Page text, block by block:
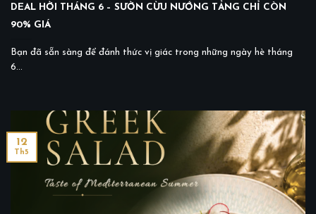
DEAL HỜI THÁNG 6 – SƯỜN CỪU NƯỚNG TẢNG CHỈ CÒN
90% GIÁ
Bạn đã sẵn sàng để đánh thức vị giác trong những ngày hè tháng
6...
12
Th5